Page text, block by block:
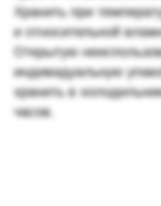
Хранить при
и относительной
Открытую
индивидуальную
хранить в
часов.